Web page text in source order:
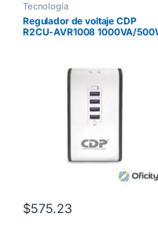
Tecnología
Regulador de voltaje CDP
R2CU-AVR1008 1000VA/
4 puertos USB
$575.23